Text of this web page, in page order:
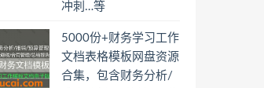
冲刺…等
5000份+财务学习工作
文档表格模板网盘资源
合集，包含财务分析/